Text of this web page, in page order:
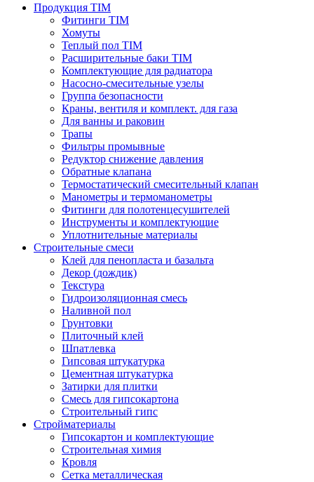
Продукция TIM
Фитинги TIM
Хомуты
Теплый пол TIM
Расширительные баки TIM
Комплектующие для радиатора
Насосно-смесительные узелы
Группа безопасности
Краны, вентиля и комплект. для газа
Для ванны и раковин
Трапы
Фильтры промывные
Редуктор снижение давления
Обратные клапана
Термостатический смесительный клапан
Манометры и термоманометры
Фитинги для полотенцесушителей
Инструменты и комплектующие
Уплотнительные материалы
Строительные смеси
Клей для пенопласта и базальта
Декор (дождик)
Текстура
Гидроизоляционная смесь
Наливной пол
Грунтовки
Плиточный клей
Шпатлевка
Гипсовая штукатурка
Цементная штукатурка
Затирки для плитки
Смесь для гипсокартона
Строительный гипс
Стройматериалы
Гипсокартон и комплектующие
Строительная химия
Кровля
Сетка металлическая